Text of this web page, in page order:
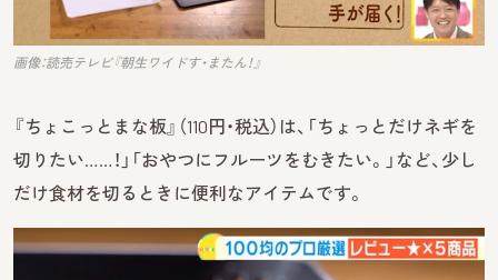
画像：読売テレビ『朝生ワイドす・またん！』
『ちょこっとまな板』（110円・税込）は、「ちょっとだけネギを
切りたい……！」「おやつにフルーツをむきたい。」など、少し
だけ食材を切るときに便利なアイテムです。